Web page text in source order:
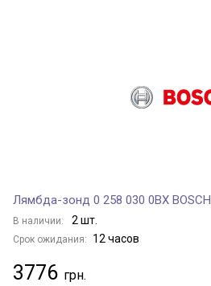
Лямбда-зонд 0 258 030 0BX BOSCH
В наличии: 2 шт.
Срок ожидания: 12 часов
3776